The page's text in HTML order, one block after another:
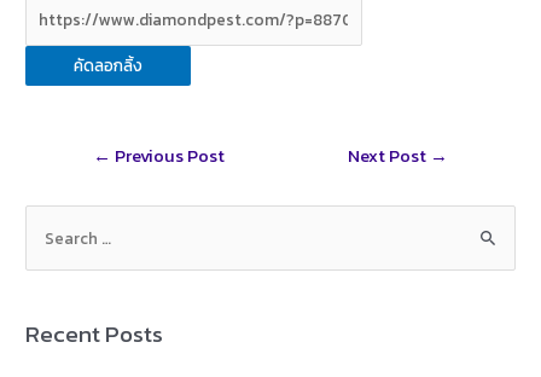
o
k
t
e
h
a
m
a
i
h
a
คัดลอกลิ้ง
← Previous Post Next Post →
Recent Posts